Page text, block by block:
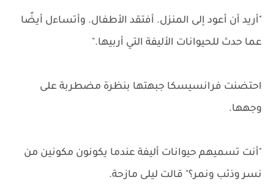
"أريد أن أعود إلى المنزل. أفتقد الأطفال. وأتساءل أيضًا
عما حدث للحيوانات الأليفة التي أربيها."
احتضنت فرانسيسكا جبهتها بنظرة مضطربة على
وجهها.
"أنت تسميهم حيوانات أليفة عندما يكونون مكونين من
نسر وذئب ونمر؟" قالت ليلى مازحة.